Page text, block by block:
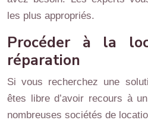
les plus appropriés.
Procéder à la
réparation
Si vous recherchez une
êtes libre d’avoir recours à
nombreuses sociétés de